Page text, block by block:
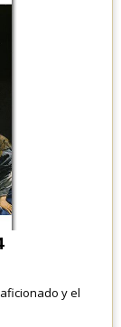
y el